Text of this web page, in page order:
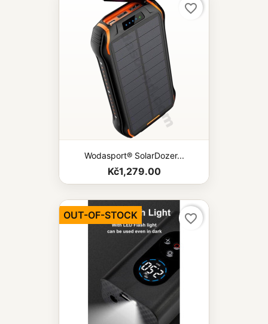
Wodasport® SolarDozer...
Kč1,279.00
favorite_border
OUT-OF-STOCK favorite_border